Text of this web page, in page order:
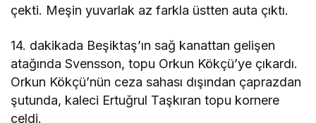
çekti. Meşin yuvarlak az farkla üstten auta çıktı.
14. dakikada Beşiktaş’ın sağ kanattan gelişen
atağında Svensson, topu Orkun Kökçü’ye çıkardı.
Orkun Kökçü’nün ceza sahası dışından çaprazdan
şutunda, kaleci Ertuğrul Taşkıran topu kornere
çeldi.